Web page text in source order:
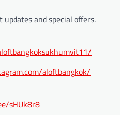
and special offers.
aloftbangkok/
sHUk8r8